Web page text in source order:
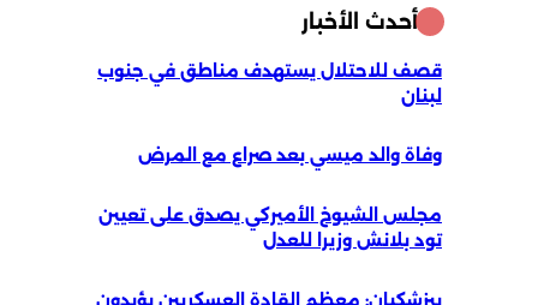
أحدث الأخبار
قصف للاحتلال يستهدف مناطق في جنوب
لبنان
وفاة والد ميسي بعد صراع مع المرض
مجلس الشيوخ الأميركي يصدق على تعيين
تود بلانش وزيرا للعدل
بيزشكيان: معظم القادة العسكريين يؤيدون